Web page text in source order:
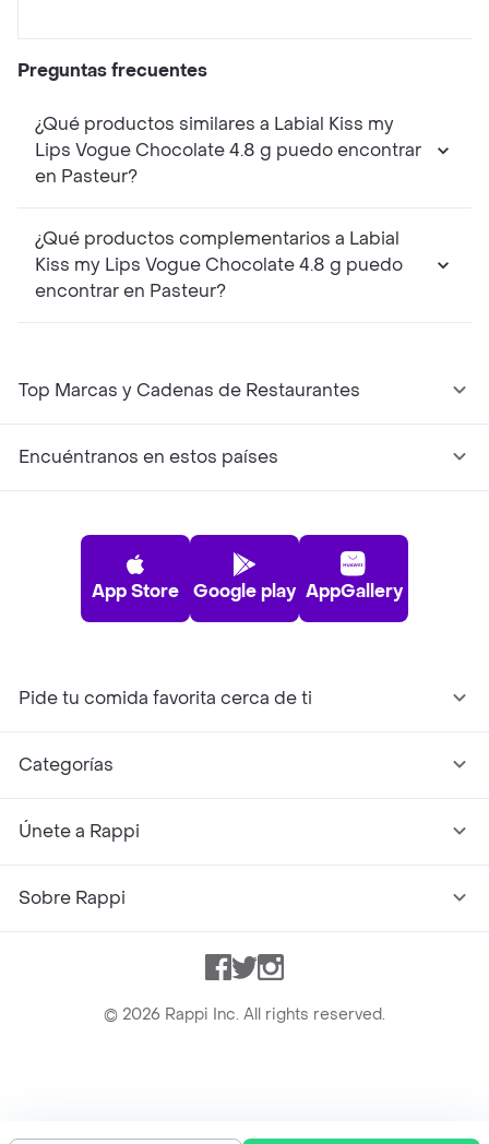
Preguntas frecuentes
¿Qué productos similares a Labial Kiss my
Lips Vogue Chocolate 4.8 g puedo encontrar
en Pasteur?
¿Qué productos complementarios a Labial
Kiss my Lips Vogue Chocolate 4.8 g puedo
encontrar en Pasteur?
Top Marcas y Cadenas de Restaurantes
Encuéntranos en estos países
App Store Google play AppGallery
Pide tu comida favorita cerca de ti
Categorías
Únete a Rappi
Sobre Rappi
Facebook
TwitterInstagram
© 2026 Rappi Inc. All rights reserved.